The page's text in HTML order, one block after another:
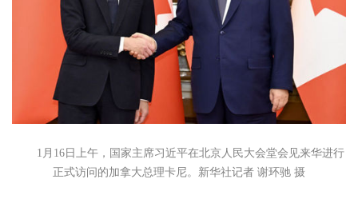
1月16日上午，国家主席习近平在北京人民大会堂会见来华进行
正式访问的加拿大总理卡尼。新华社记者 谢环驰 摄